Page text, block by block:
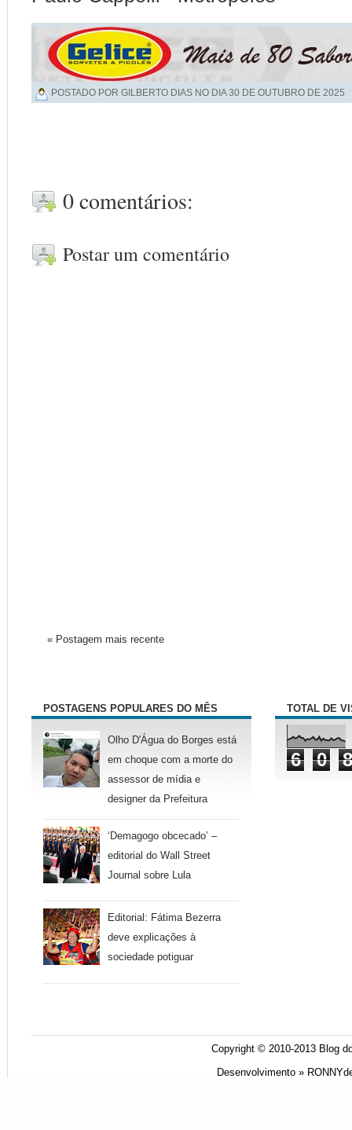
POSTADO POR GILBERTO DIAS NO DIA30 DE OUTUBRO DE 2025
0 comentários:
Postar um comentário
« Postagem mais recente
POSTAGENS POPULARES DO MÊS
Olho D'Água do Borges está
em choque com a morte do
assessor de mídia e
designer da Prefeitura
‘Demagogo obcecado’ –
editorial do Wall Street
Journal sobre Lula
Editorial: Fátima Bezerra
deve explicações à
sociedade potiguar
TOTAL DE
6 0 8
Copyright © 2010-2013 Blog
Desenvolvimento »